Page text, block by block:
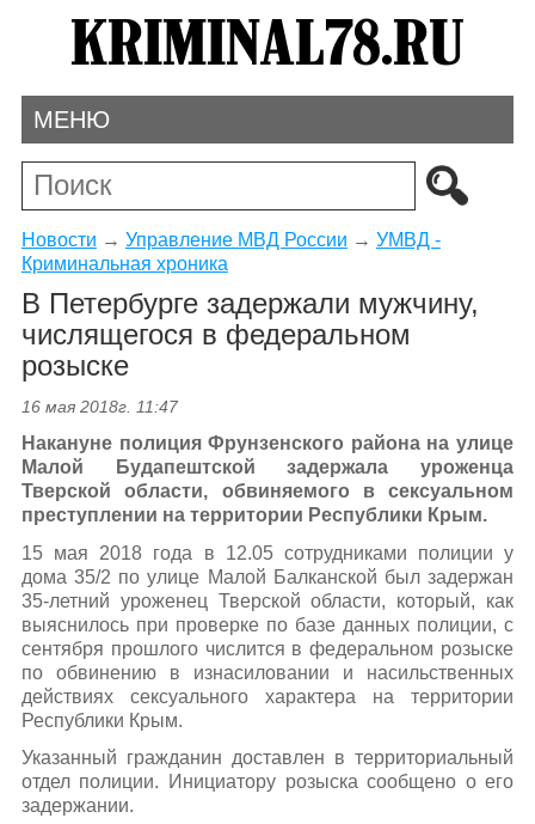
МЕНЮ
Новости → Управление МВД России → УМВД -
Криминальная хроника
В Петербурге задержали мужчину,
числящегося в федеральном
розыске
16 мая 2018г. 11:47
Накануне полиция Фрунзенского района на улице
Малой Будапештской задержала уроженца
Тверской области, обвиняемого в сексуальном
преступлении на территории Республики Крым.
15 мая 2018 года в 12.05 сотрудниками полиции у
дома 35/2 по улице Малой Балканской был задержан
35-летний уроженец Тверской области, который, как
выяснилось при проверке по базе данных полиции, с
сентября прошлого числится в федеральном розыске
по обвинению в изнасиловании и насильственных
действиях сексуального характера на территории
Республики Крым.
Указанный гражданин доставлен в территориальный
отдел полиции. Инициатору розыска сообщено о его
задержании.